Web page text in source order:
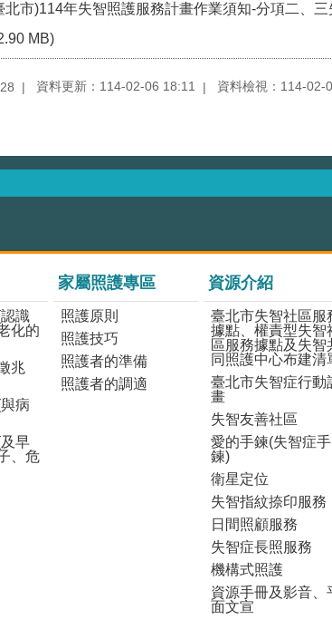
北市)114年失智照護服務計畫作業須知-分項二、
MB)
資料更新：114-02-06 18:11 資料檢視：114-02-
識
化的
兆
病
早
、危
家屬照護專區
照護原則
照護技巧
照護者的準備
照護者的調適
資源介紹
臺北市失智社區服
據點、權責型失智
區服務據點及失智
同照護中心布建清
臺北市失智症行動
畫
失智友善社區
愛的手鍊(失智症手
鍊)
衛星定位
失智指紋捺印服務
日間照顧服務
失智症長照服務
機構式照護
資源手冊及影音、
面文宣